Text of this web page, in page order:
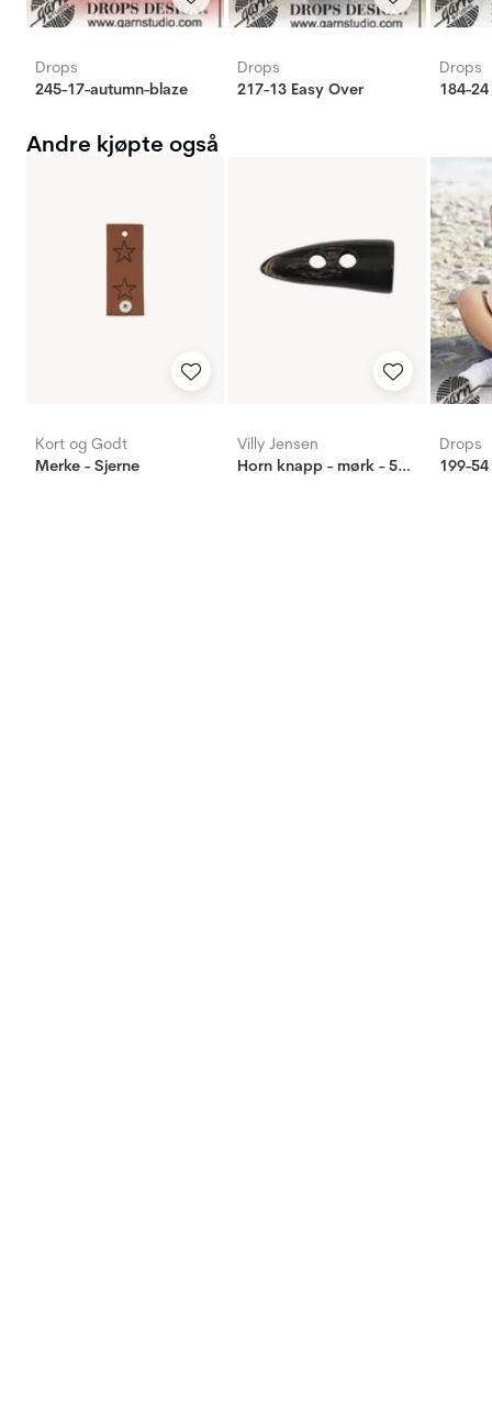
Drops
245-17-autumn-blaze
Drops
217-13 Easy Over
Drops
184-
Andre kjøpte også
Kort og Godt
Merke - Sjerne
Villy Jensen
Horn knapp - mørk - 50mm
Drops